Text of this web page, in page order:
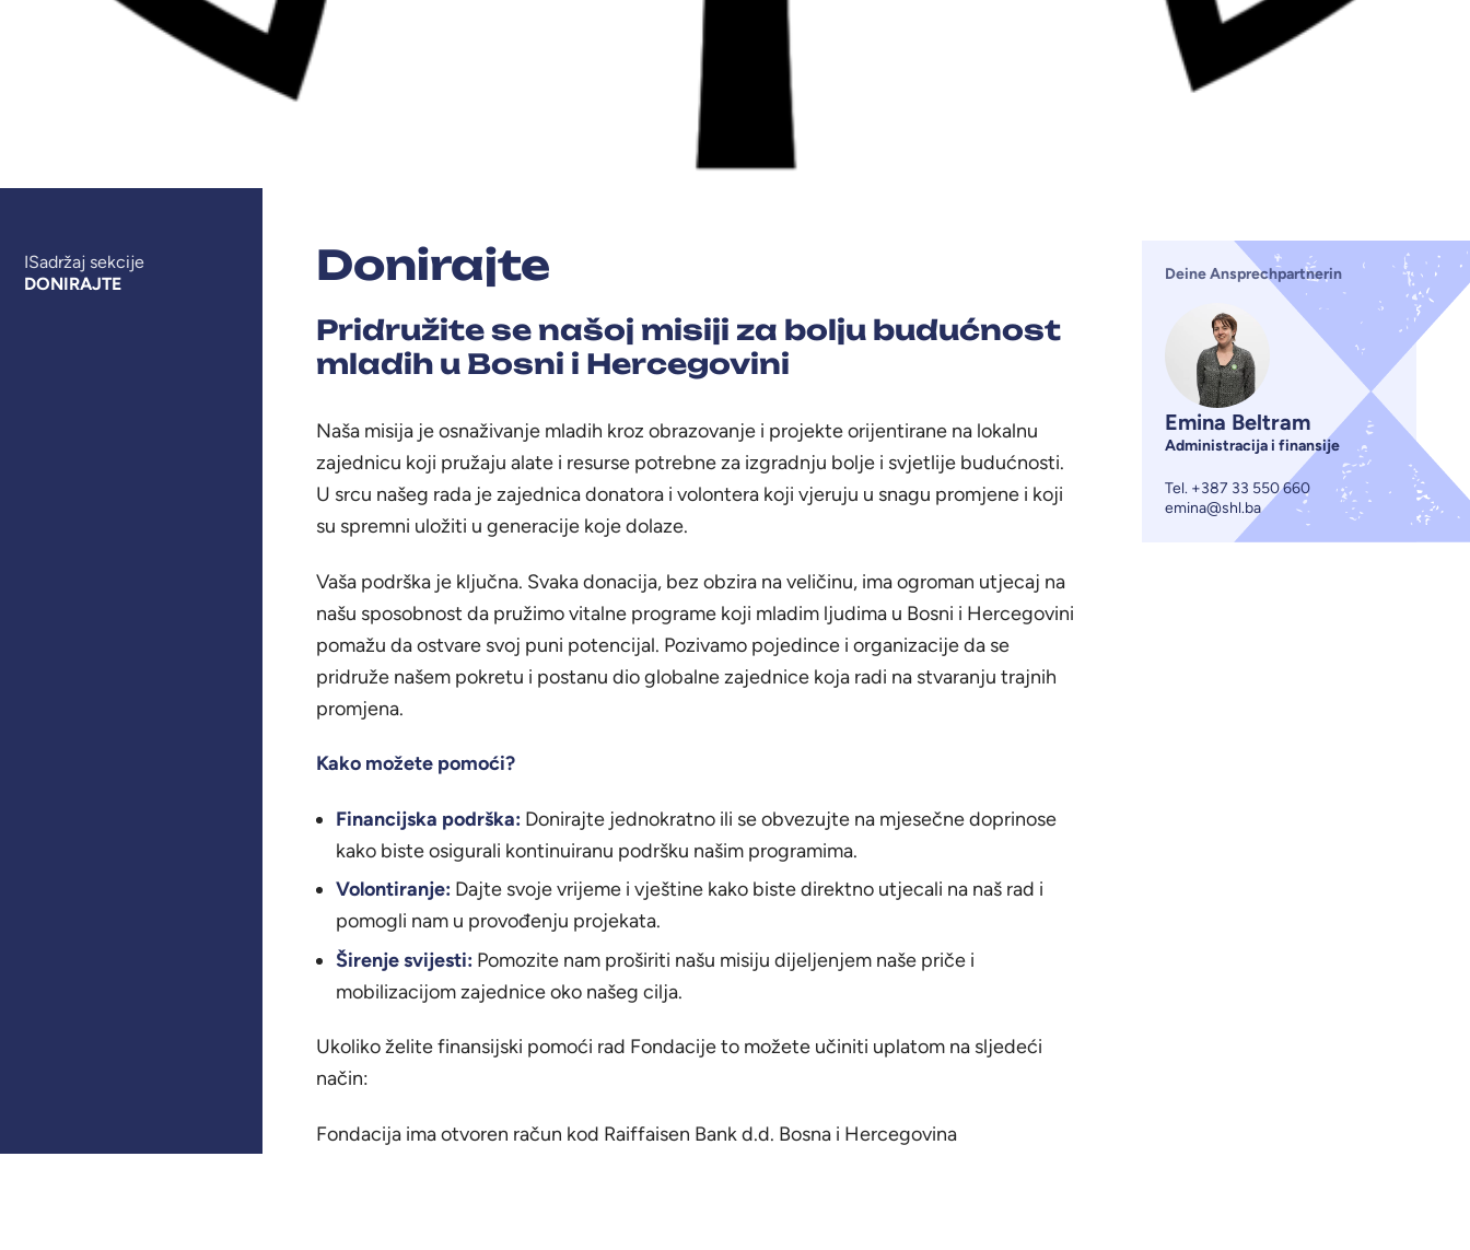
ISadržaj sekcije
DONIRAJTE
Donirajte
Pridružite se našoj misiji za bolju budućnost
mladih u Bosni i Hercegovini
Naša misija je osnaživanje mladih kroz obrazovanje i projekte orijentirane na lokalnu
zajednicu koji pružaju alate i resurse potrebne za izgradnju bolje i svjetlije budućnosti.
U srcu našeg rada je zajednica donatora i volontera koji vjeruju u snagu promjene i koji
su spremni uložiti u generacije koje dolaze.
Vaša podrška je ključna. Svaka donacija, bez obzira na veličinu, ima ogroman utjecaj na
našu sposobnost da pružimo vitalne programe koji mladim ljudima u Bosni i Hercegovini
pomažu da ostvare svoj puni potencijal. Pozivamo pojedince i organizacije da se
pridruže našem pokretu i postanu dio globalne zajednice koja radi na stvaranju trajnih
promjena.
Kako možete pomoći?
Financijska podrška: Donirajte jednokratno ili se obvezujte na mjesečne doprinose
kako biste osigurali kontinuiranu podršku našim programima.
Volontiranje: Dajte svoje vrijeme i vještine kako biste direktno utjecali na naš rad i
pomogli nam u provođenju projekata.
Širenje svijesti: Pomozite nam proširiti našu misiju dijeljenjem naše priče i
mobilizacijom zajednice oko našeg cilja.
Ukoliko želite finansijski pomoći rad Fondacije to možete učiniti uplatom na sljedeći
način:
Fondacija ima otvoren račun kod Raiffaisen Bank d.d. Bosna i Hercegovina
Deine Ansprechpartnerin
Emina Beltram
Administracija i finansije
Tel. +387 33 550 660
emina@shl.ba